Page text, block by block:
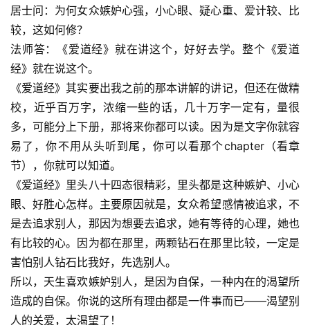
居士问：为何女众嫉妒心强，小心眼、疑心重、爱计较、比
较，这如何修？
法师答：《爱道经》就在讲这个，好好去学。整个《爱道
经》就在说这个。
《爱道经》其实要出我之前的那本讲解的讲记，但还在做精
校，近乎百万字，浓缩一些的话，几十万字一定有，量很
多，可能分上下册，那将来你都可以读。因为是文字你就容
易了，你不用从头听到尾，你可以看那个chapter（看章
节），你就可以知道。
《爱道经》里头八十四态很精彩，里头都是这种嫉妒、小心
眼、好胜心怎样。主要原因就是，女众希望感情被追求，不
是去追求别人，那因为想要去追求，她有等待的心理，她也
有比较的心。因为都在那里，两颗钻石在那里比较，一定是
害怕别人钻石比我好，先选别人。
所以，天生喜欢嫉妒别人，是因为自保，一种内在的渴望所
造成的自保。你说的这所有理由都是一件事而已——渴望别
人的关爱，太渴望了！